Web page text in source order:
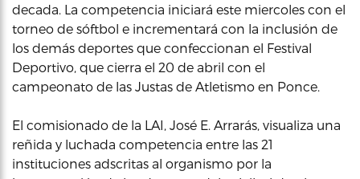
decada. La competencia iniciará este miercoles con el
torneo de sóftbol e incrementará con la inclusión de
los demás deportes que confeccionan el Festival
Deportivo, que cierra el 20 de abril con el
campeonato de las Justas de Atletismo en Ponce.
El comisionado de la LAI, José E. Arrarás, visualiza una
reñida y luchada competencia entre las 21
instituciones adscritas al organismo por la